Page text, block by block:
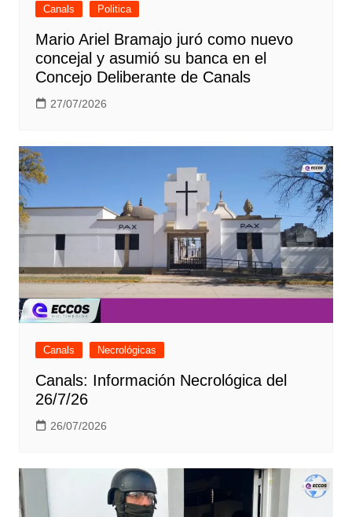
Canals Politica
Mario Ariel Bramajo juró como nuevo
concejal y asumió su banca en el
Concejo Deliberante de Canals
27/07/2026
Canals Necrológicas
Canals: Información Necrológica del
26/7/26
26/07/2026